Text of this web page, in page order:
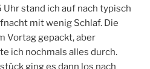
stand ich auf nach typisch
mit wenig Schlaf. Die
Vortag gepackt, aber
ich nochmals alles durch.
ging es dann los nach